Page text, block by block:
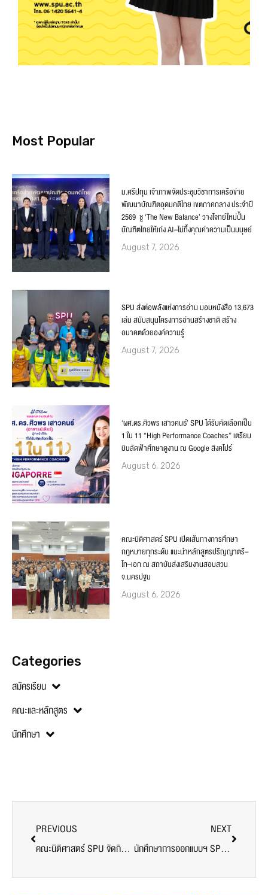
Most Popular
ม.ศรีปทุม เจ้าภาพจัดประชุมวิชาการเครือข่าย
พัฒนาบัณฑิตอุดมคติไทย เขตภาคกลาง ประจำปี
2569 ชู ‘The New Balance’ วางโจทย์ใหม่ปั้น
บัณฑิตไทยให้เก่ง AI–ไม่ทิ้งคุณค่าความเป็นมนุษย์
August 7, 2026
SPU ส่งต่อพลังแห่งการอ่าน มอบหนังสือ 13,673
เล่ม สนับสนุนโครงการอ่านสร้างชาติ สร้าง
อนาคตด้วยองค์ความรู้
August 7, 2026
‘ผศ.ดร.ศิวพร เสาวคนธ์’ SPU ได้รับคัดเลือกเป็น
1 ใน 11 “High Performance Coaches” เตรียม
บินลัดฟ้าศึกษาดูงาน ณ Google สิงคโปร์
August 6, 2026
คณะนิติศาสตร์ SPU เปิดเส้นทางการศึกษา
กฎหมายทุกระดับ แนะนำหลักสูตรปริญญาตรี–
โท–เอก ณ สถาบันส่งเสริมงานสอบสวน
จ.นครปฐม
August 6, 2026
Categories
สมัครเรียน
คณะและหลักสูตร
นักศึกษา
PREVIOUS
คณะนิติศาสตร์ SPU จัดกิจกรรมสร้างสายใยมิตรภาพนักศึกษา 68 เติมพลังใจสู่เส้นทางวิชาชีพกฎหมาย
NEXT
นักศึกษาการออกแบบฯ SPU ร่วมงานสัมมนา “อัตลักษณ์บางเขนและพื้นที่รอบข้าง” เพื่อพัฒนาที่ยั่งยืนผ่านศิลปวัฒนธรรม